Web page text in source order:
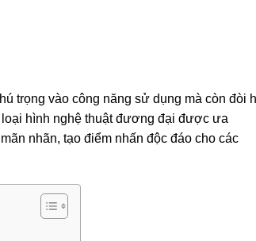
trọng vào công năng sử dụng mà còn đòi
loại hình nghệ thuật đương đại được ưa
nhãn, tạo điểm nhấn độc đáo cho các